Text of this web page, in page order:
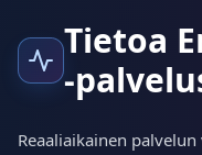
Tietoa
-
Reaaliaikainen